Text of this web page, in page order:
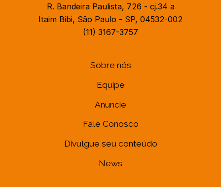
R. Bandeira Paulista, 726 - cj.34 a
Itaim Bibi, São Paulo - SP, 04532-002
(11) 3167-3757
Sobre nós
Equipe
Anuncie
Fale Conosco
Divulgue seu conteúdo
News